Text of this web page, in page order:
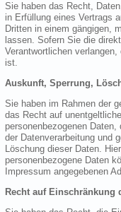
Sie haben das Recht,
in Erfüllung eines Vertrags
Dritten in einem gängigen,
lassen. Sofern Sie die
Verantwortlichen
ist.
Auskunft, Sperrung,
Sie haben im Rahmen der
das Recht auf
personenbezogenen
der Datenverarbeitung und
Löschung dieser Daten.
personenbezogene Daten
Impressum angegebenen
Recht auf Einschränkung